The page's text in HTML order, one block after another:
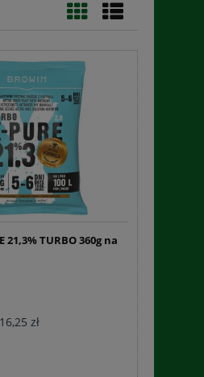
21,3% TURBO 360g na
16,25 zł